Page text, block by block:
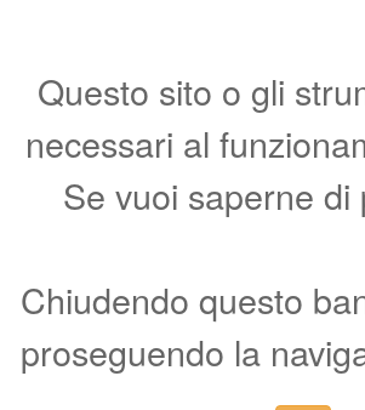
Questo sito o gli
necessari al
Se vuoi saperne
Chiudendo questo
proseguendo la